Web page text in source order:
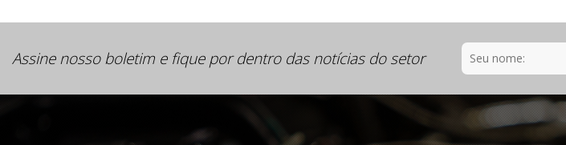
Assine nosso boletim e fique por dentro das notícias do setor